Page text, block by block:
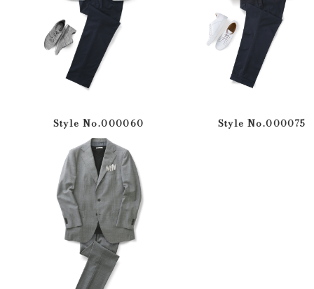
Style No.000060 Style No.000075